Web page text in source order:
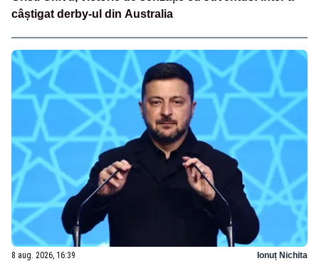
câștigat derby-ul din Australia
8 aug. 2026, 16:39 Ionuț Nichita